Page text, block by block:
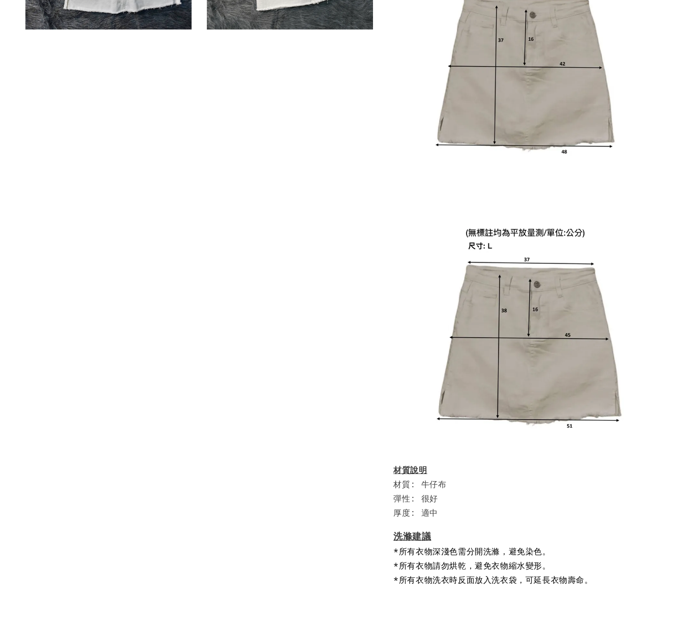
材質說明
材質: 牛仔布
彈性: 很好
厚度: 適中
洗滌建議
*所有衣物深淺色需分開洗滌，避免染色。
*所有衣物請勿烘乾，避免衣物縮水變形。
*所有衣物洗衣時反面放入洗衣袋，可延長衣物壽命。